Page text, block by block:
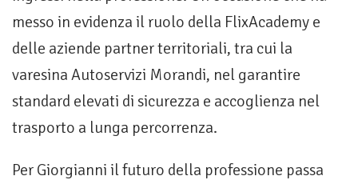
messo in evidenza il ruolo della FlixAcademy e
delle aziende partner territoriali, tra cui la
varesina Autoservizi Morandi, nel garantire
standard elevati di sicurezza e accoglienza nel
trasporto a lunga percorrenza.
Per Giorgianni il futuro della professione passa